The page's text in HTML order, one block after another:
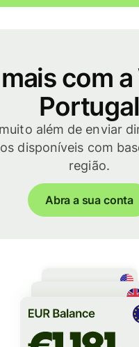
com
Portugal
além de enviar
disponíveis com
região.
Abra a sua conta